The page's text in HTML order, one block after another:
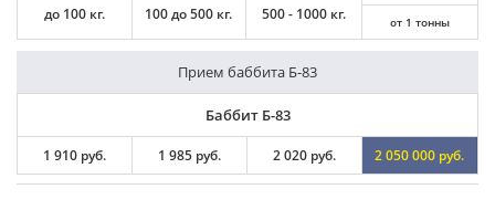
до 100 кг. 100 до 500 кг. 500 - 1000 кг. от 1 тонны
Прием баббита Б-83
Баббит Б-83
1 910 руб. 1 985 руб. 2 020 руб. 2 050 000 руб.